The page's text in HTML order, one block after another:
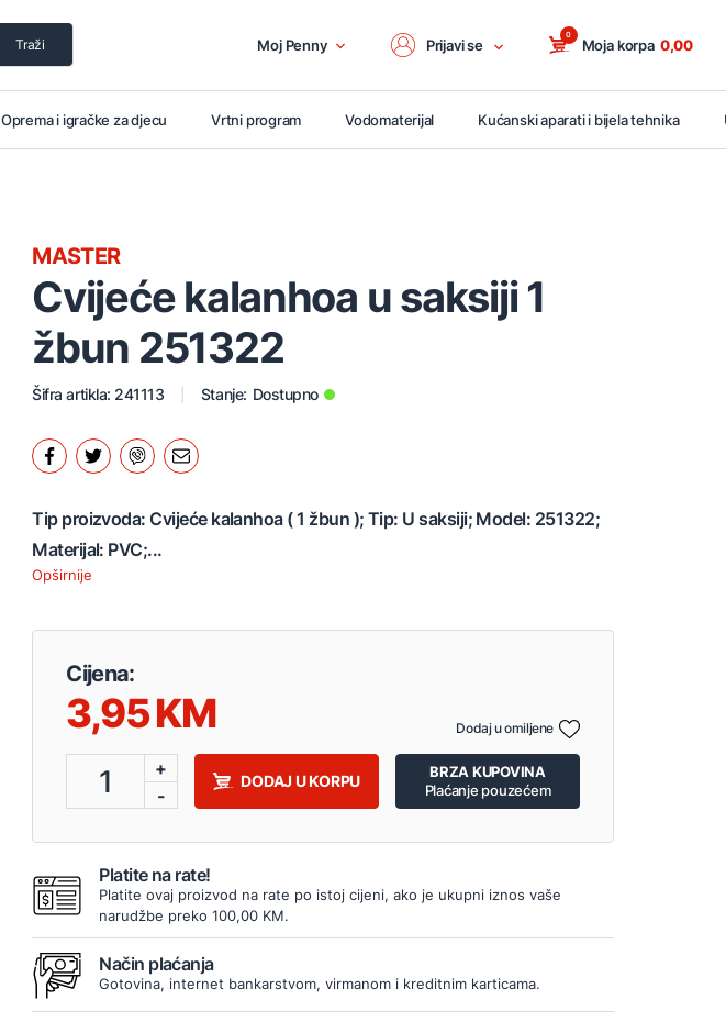
Traži Moj Penny Prijavi se Moja korpa
0
0,00
Oprema i igračke za djecu Vrtni program Vodomaterijal Kućanski aparati i bijela tehnika
Cvijeće kalanhoa u saksiji 1
žbun 251322
MASTER
Šifra artikla: 241113 Stanje: Dostupno
Tip proizvoda: Cvijeće kalanhoa ( 1 žbun ); Tip: U saksiji; Model: 251322;
Materijal: PVC;...
Opširnije
Cijena:
3,95
1
+
-
DODAJ U KORPU
BRZA KUPOVINA
Plaćanje pouzećem
Dodaj u omiljene
Platite na rate!
Platite ovaj proizvod na rate po istoj cijeni, ako je ukupni iznos vaše
narudžbe preko 100,00 KM.
Način plaćanja
Gotovina, internet bankarstvom, virmanom i kreditnim karticama.